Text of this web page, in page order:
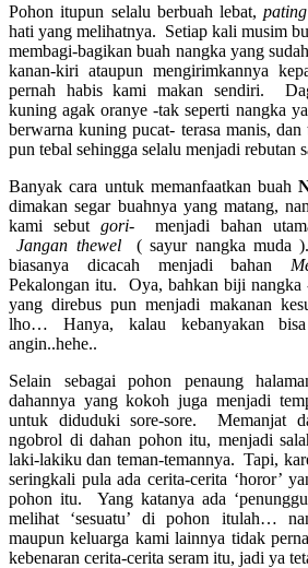
Pohon itupun selalu berbuah lebat,
hati yang melihatnya. Setiap kali musim
membagi-bagikan buah nangka yang
kanan-kiri ataupun mengirimkannya
pernah habis kami makan sendiri.
kuning agak oranye -tak seperti nangka
berwarna kuning pucat- terasa manis,
pun tebal sehingga selalu menjadi rebutan
Banyak cara untuk memanfaatkan buah
dimakan segar buahnya yang matang,
kami sebut gori-
menjadi bahan
Jangan thewel
( sayur nangka muda
biasanya dicacah menjadi bahan
Pekalongan itu. Oya, bahkan biji nangka
yang direbus pun menjadi makanan
lho… Hanya, kalau kebanyakan
angin..hehe..
Selain sebagai pohon penaung
dahannya yang kokoh juga menjadi
untuk diduduki sore-sore. Memanjat
ngobrol di dahan pohon itu, menjadi
laki-lakiku dan teman-temannya. Tapi,
seringkali pula ada cerita-cerita ‘horor’
pohon itu. Yang katanya ada
melihat ‘sesuatu’ di pohon itulah…
maupun keluarga kami lainnya tidak
kebenaran cerita-cerita seram itu, jadi ya